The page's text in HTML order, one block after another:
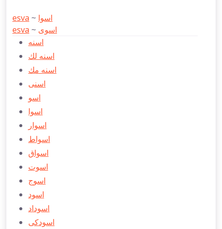
esva ~ اسوا
esva ~ اسوی
اسنه
اسنه لك
اسنه مك
اسنی
اسو
اسوا
اسوار
اسواط
اسواق
اسوت
اسوج
اسود
اسوداد
اسودكی